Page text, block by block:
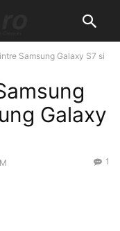
Samsung Galaxy S7 si
Galaxy
1